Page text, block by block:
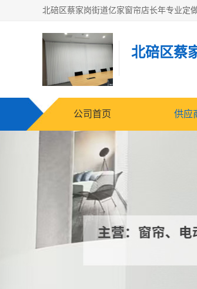
北碚区蔡
公司首页 供应